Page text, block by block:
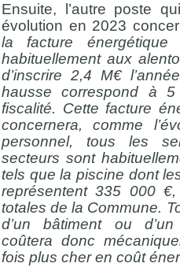
Ensuite, l’autre poste
évolution en 2023
la facture
habituellement aux
d’inscrire 2,4 M€
hausse correspond à
fiscalité. Cette facture
concernera, comme
personnel, tous les
secteurs sont
tels que la piscine dont
représentent 335 000
totales de la Commune.
d’un bâtiment ou
coûtera donc
fois plus cher en coût